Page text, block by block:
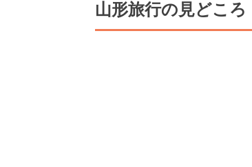
山形旅行の見どころ